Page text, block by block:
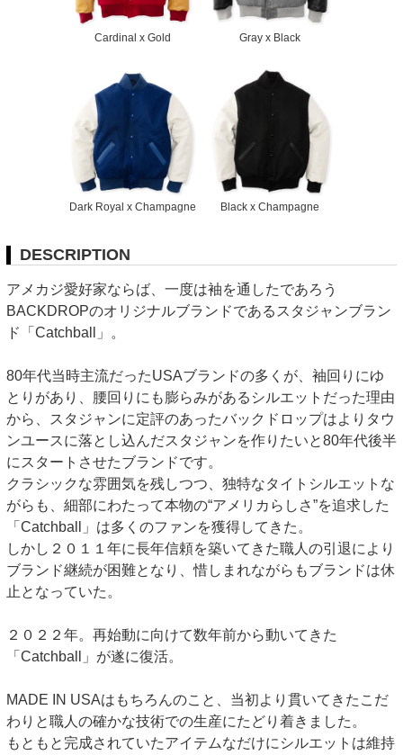
Cardinal x Gold Gray x Black
Dark Royal x Champagne Black x Champagne
DESCRIPTION
アメカジ愛好家ならば、一度は袖を通したであろう
BACKDROPのオリジナルブランドであるスタジャンブラン
ド「Catchball」。
80年代当時主流だったUSAブランドの多くが、袖回りにゆ
とりがあり、腰回りにも膨らみがあるシルエットだった理由
から、スタジャンに定評のあったバックドロップはよりタウ
ンユースに落とし込んだスタジャンを作りたいと80年代後半
にスタートさせたブランドです。
クラシックな雰囲気を残しつつ、独特なタイトシルエットな
がらも、細部にわたって本物の“アメリカらしさ”を追求した
「Catchball」は多くのファンを獲得してきた。
しかし２０１１年に長年信頼を築いてきた職人の引退により
ブランド継続が困難となり、惜しまれながらもブランドは休
止となっていた。
２０２２年。再始動に向けて数年前から動いてきた
「Catchball」が遂に復活。
MADE IN USAはもちろんのこと、当初より貫いてきたこだ
わりと職人の確かな技術での生産にたどり着きました。
もともと完成されていたアイテムなだけにシルエットは維持